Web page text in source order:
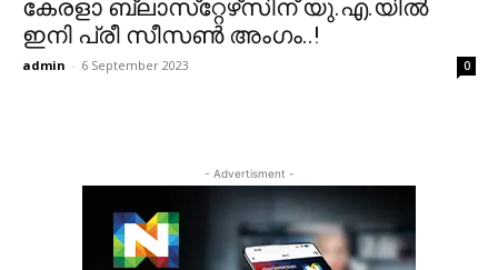
കേരളാ ബ്ലാസ്‌റ്റേഴ്‌സിന് യു.എ.യില്‍
ഇനി പ്രീ സീസണ്‍ അംഗം..!
admin - 6 September 2023 0
- Advertisment -